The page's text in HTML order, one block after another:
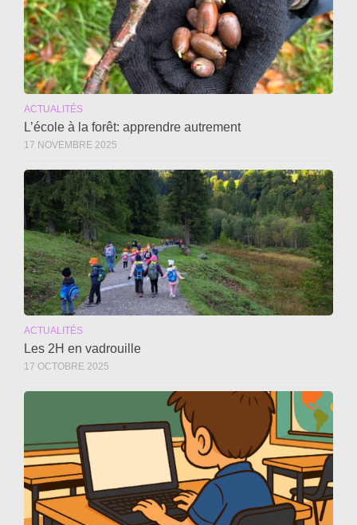
ACTUALITÉS
L’école à la forêt: apprendre autrement
17 NOVEMBRE 2025
ACTUALITÉS
Les 2H en vadrouille
17 OCTOBRE 2025